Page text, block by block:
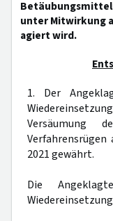
unter Mitwirkung
agiert wird.
1. Der
Versäumung
2021 gewährt.
Die